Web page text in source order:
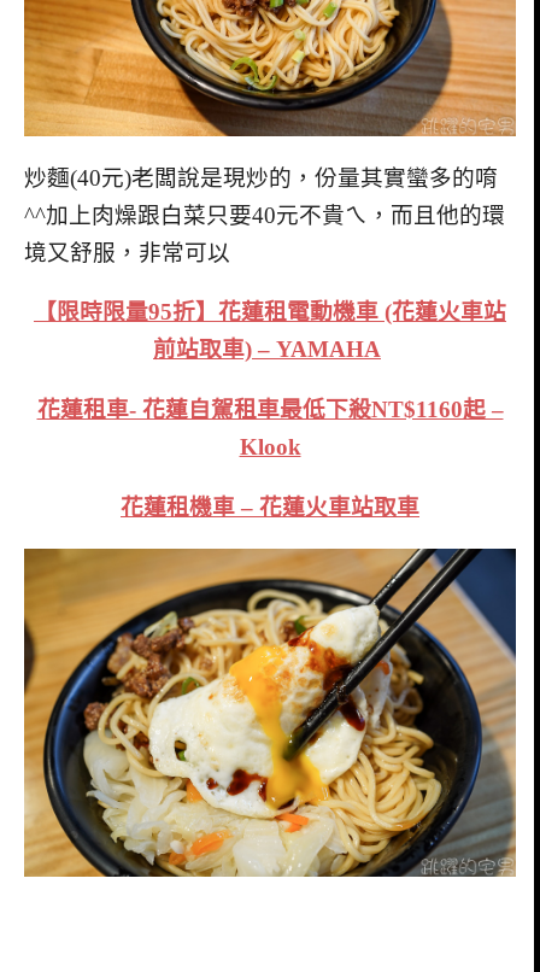
炒麵(40元)老闆說是現炒的，份量其實蠻多的唷
^^加上肉燥跟白菜只要40元不貴ㄟ，而且他的環
境又舒服，非常可以
【限時限量95折】花蓮租電動機車 (花蓮火車站
前站取車) – YAMAHA
花蓮租車- 花蓮自駕租車最低下殺NT$1160起 –
Klook
花蓮租機車 – 花蓮火車站取車